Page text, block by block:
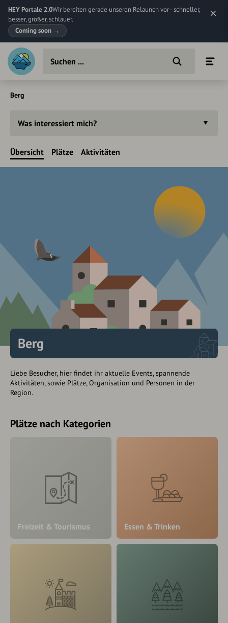
HEY Portale 2.0Wir bereiten gerade unseren Relaunch vor - schneller,
besser, größer, schlauer.
Coming soon →
Berg
Was interessiert mich?
Übersicht Plätze Aktivitäten
Berg
Liebe Besucher, hier findet ihr aktuelle Events, spannende
Aktivitäten, sowie Plätze, Organisation und Personen in der
Region.
Plätze nach Kategorien
Freizeit & Tourismus Essen & Trinken